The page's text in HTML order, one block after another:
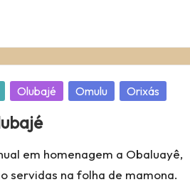
Olubajé Omulu Orixás
em homenagem a Obaluayê,
servidas na folha de mamona.